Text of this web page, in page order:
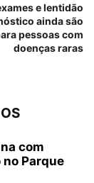
e lentidão
ainda são
pessoas com
doenças raras
com
Parque